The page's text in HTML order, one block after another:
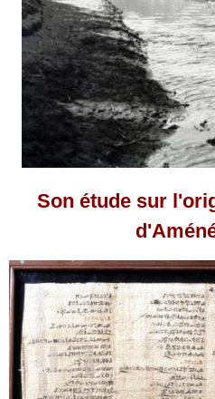
Son étude sur